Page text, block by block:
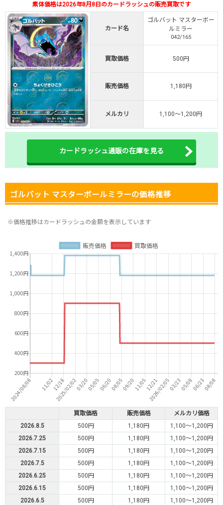
オリパスタジアム オリパスタジアム公式はこちら ＞
オリくじ
・新規登録で無料100連できる！
・初回購入は500coinが50円
オリくじ公式はこちら ＞
TORAオリパ
・リリース1周年イベント開催中！
・新規登録で最大90%OFF
初回登録で4種類アド確解放
TORAオリパ公式はこちら ＞
素体価格は2026年8月8日のカードラッシュの販売買取です
カード名
ゴルバット マスターボー
ルミラー
042/165
買取価格 500円
販売価格 1,180円
メルカリ 1,100～1,200円
カードラッシュ通販の在庫を見る
ゴルバット マスターボールミラーの価格推移
※価格推移はカードラッシュの金額を表示しています
買取価格 販売価格
メルカリ価格
2026.8.5
500円 1,180円
1,100～1,200円
2026.7.25
500円 1,180円
1,100～1,200円
2026.7.15
500円 1,180円
1,100～1,200円
2026.7.5
500円 1,180円
1,100～1,200円
2026.6.25
500円 1,180円
1,100～1,200円
2026.6.15
500円 1,180円
1,100～1,200円
2026.6.5
500円 1,180円 1,100～1,200円